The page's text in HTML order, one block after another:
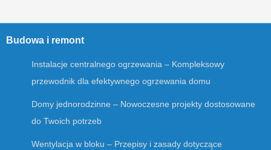
Budowa i remont
Instalacje centralnego ogrzewania – Kompleksowy
przewodnik dla efektywnego ogrzewania domu
Domy jednorodzinne – Nowoczesne projekty dostosowane
do Twoich potrzeb
Wentylacja w bloku – Przepisy i zasady dotyczące